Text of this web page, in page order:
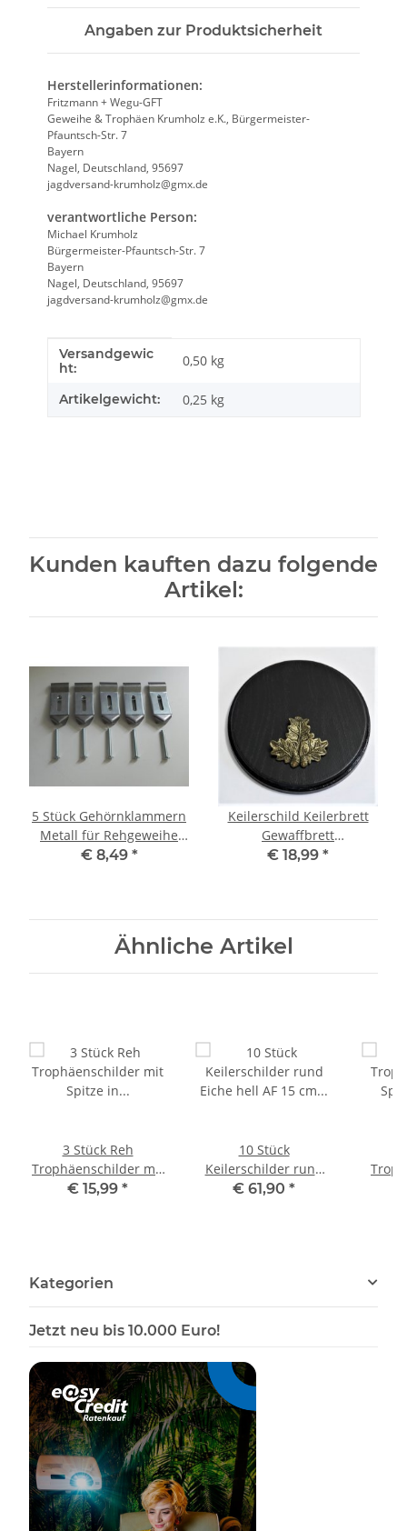
Angaben zur Produktsicherheit
Herstellerinformationen:
Fritzmann + Wegu-GFT
Geweihe & Trophäen Krumholz e.K., Bürgermeister-
Pfauntsch-Str. 7
Bayern
Nagel, Deutschland, 95697
jagdversand-krumholz@gmx.de
verantwortliche Person:
Michael Krumholz
Bürgermeister-Pfauntsch-Str. 7
Bayern
Nagel, Deutschland, 95697
jagdversand-krumholz@gmx.de
Produkteigenschaft
Wert
Versandgewic
ht:
0,50 kg
Artikelgewicht: 0,25 kg
Kunden kauften dazu folgende
Artikel:
5 Stück Gehörnklammern
Metall für Rehgeweihe
52.2-5
€ 8,49 *
Keilerschild Keilerbrett
Gewaffbrett
Trophäenschild rund
€ 18,99 *
Ähnliche Artikel
3 Stück Reh
Trophäenschilder mit
Spitze in Eiche Dunkel
€ 15,99 *
10 Stück
Keilerschilder rund
Eiche hell AF 15 cm
€ 61,90 *
Kategorien
Jetzt neu bis 10.000 Euro!